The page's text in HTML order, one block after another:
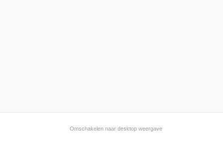
Omschakelen naar desktop weergave